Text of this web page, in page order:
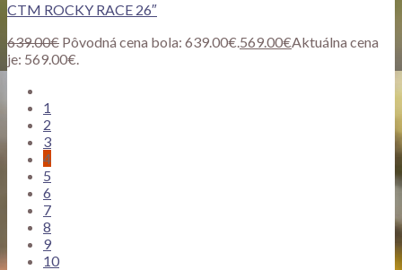
CTM ROCKY RACE 26″
639.00€ Pôvodná cena bola: 639.00€.569.00€Aktuálna cena
je: 569.00€.
1
2
3
4
5
6
7
8
9
10